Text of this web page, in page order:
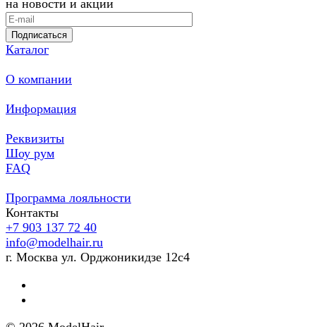
на новости и акции
Подписаться
Каталог
О компании
Информация
Реквизиты
Шоу рум
FAQ
Программа лояльности
Контакты
+7 903 137 72 40
info@modelhair.ru
г. Москва ул. Орджоникидзе 12с4